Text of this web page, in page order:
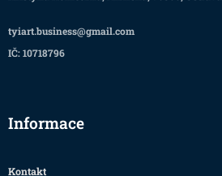
tyiart.business@gmail.com
IČ: 10718796
Informace
Kontakt